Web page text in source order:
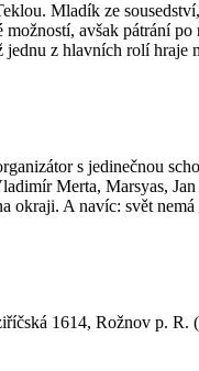
Mladík ze
avšak pátrání
z hlavních rolí hraje
s jedinečnou
Merta, Marsyas,
okraji. A navíc: svět
1614, Rožnov p.